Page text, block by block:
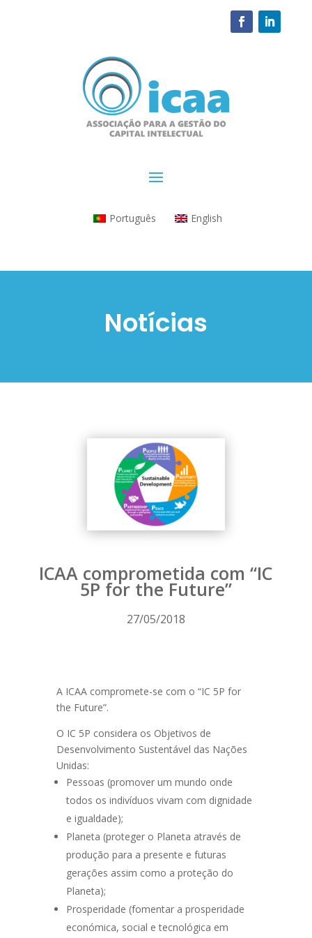
Português English
Notícias
ICAA comprometida com “IC
5P for the Future”
27/05/2018
A ICAA compromete-se com o “IC 5P for
the Future”.
O IC 5P considera os Objetivos de
Desenvolvimento Sustentável das Nações
Unidas:
Pessoas (promover um mundo onde
todos os indivíduos vivam com dignidade
e igualdade);
Planeta (proteger o Planeta através de
produção para a presente e futuras
gerações assim como a proteção do
Planeta);
Prosperidade (fomentar a prosperidade
económica, social e tecnológica em